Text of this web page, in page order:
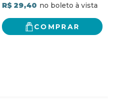
R$ 29,40
COMPRAR